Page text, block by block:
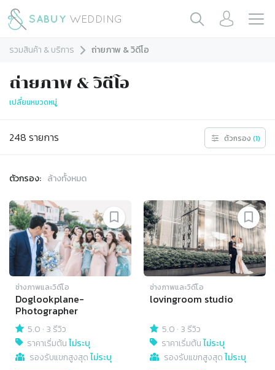
รวมสินค้า & บริการ ถ่ายภาพ & วิดีโอ
ถ่ายภาพ & วิดีโอ
เปลี่ยนหมวดหมู่
248 รายการ ตัวกรอง (1)
ตัวกรอง: ล้างทั้งหมด
ช่างภาพและวิดีโอ
Doglookplane-
Photographer
5.0 · 3 รีวิว
ราคาเริ่มต้นไม่ระบุ
รองรับแขกสูงสุดไม่ระบุ
ช่างภาพและวิดีโอ
lovingroom studio
5.0 · 3 รีวิว
ราคาเริ่มต้นไม่ระบุ
รองรับแขกสูงสุดไม่ระบุ